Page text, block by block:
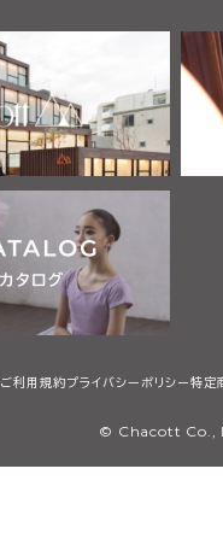
ご利用規約プライバシーポリシー特定
© Chacott Co.,